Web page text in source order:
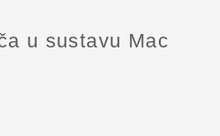
u sustavu Mac